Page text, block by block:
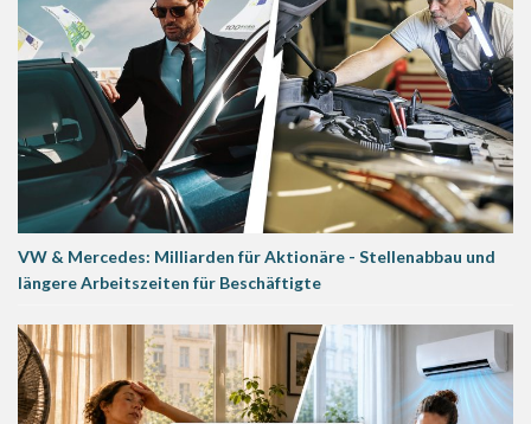
VW & Mercedes: Milliarden für Aktionäre - Stellenabbau und
längere Arbeitszeiten für Beschäftigte